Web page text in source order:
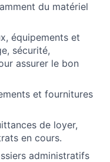
du matériel
équipements et
sécurité,
assurer le bon
et fournitures
de loyer,
en cours.
administratifs